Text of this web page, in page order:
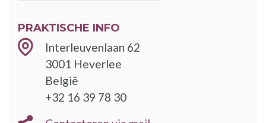
PRAKTISCHE INFO
Interleuvenlaan 62
3001 Heverlee
België
+32 16 39 78 30